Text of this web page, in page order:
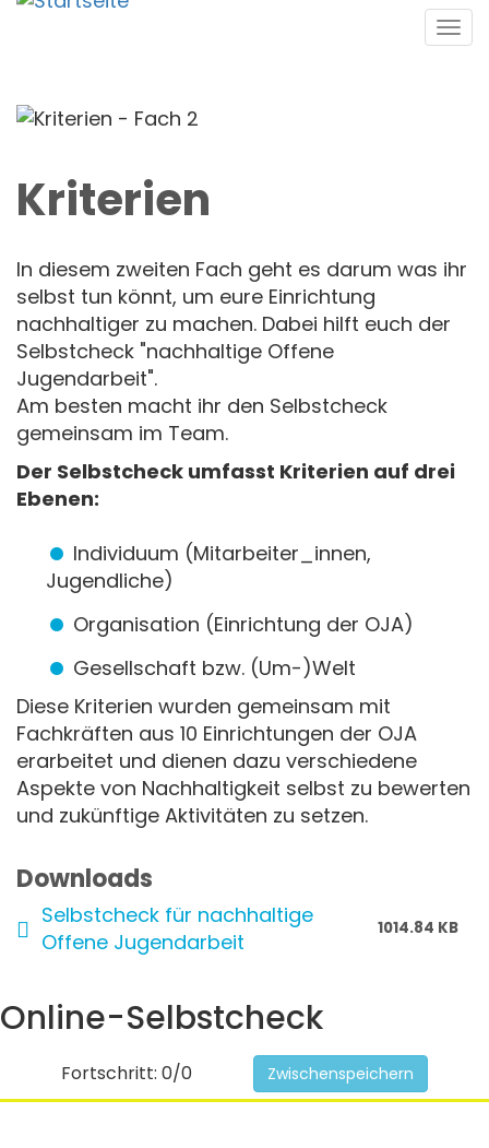
Direkt
Kriterien
In diesem zweiten Fach geht es darum was ihr
selbst tun könnt, um eure Einrichtung
nachhaltiger zu machen. Dabei hilft euch der
Selbstcheck "nachhaltige Offene
Jugendarbeit".
Am besten macht ihr den Selbstcheck
gemeinsam im Team.
Der Selbstcheck umfasst Kriterien auf drei
Ebenen:
Individuum (Mitarbeiter_innen,
Jugendliche)
Organisation (Einrichtung der OJA)
Gesellschaft bzw. (Um-)Welt
Diese Kriterien wurden gemeinsam mit
Fachkräften aus 10 Einrichtungen der OJA
erarbeitet und dienen dazu verschiedene
Aspekte von Nachhaltigkeit selbst zu bewerten
und zukünftige Aktivitäten zu setzen.
Downloads
Selbstcheck für nachhaltige
Offene Jugendarbeit
1014.84 KB
Online-Selbstcheck
Fortschritt: 0/0 Zwischenspeichern